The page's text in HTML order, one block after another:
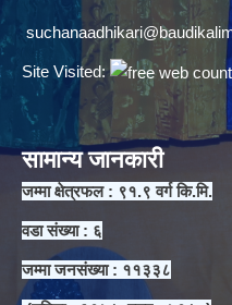
Site Visited:
सामान्य जानकारी
जम्मा क्षेत्रफल : ९१.९ वर्ग कि.मि.
वडा संख्या : ६
जम्मा जनसंख्या : ११३३८